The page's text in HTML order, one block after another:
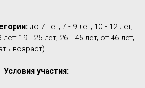
до 7 лет, 7 - 9 лет; 10 - 12 лет;
19 - 25 лет, 26 - 45 лет, от 46 лет,
возраст)
Условия участия: